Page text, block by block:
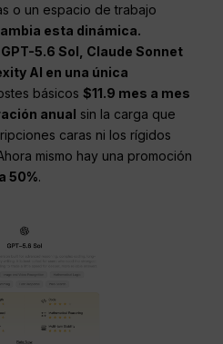
o un espacio de trabajo
esta dinámica.
GPT-5.6 Sol, Claude Sonnet
AI en una única
básicos$11.9 mes a mes
anual sin la carga que
caras ni los rígidos
mismo hay una promoción
50%.